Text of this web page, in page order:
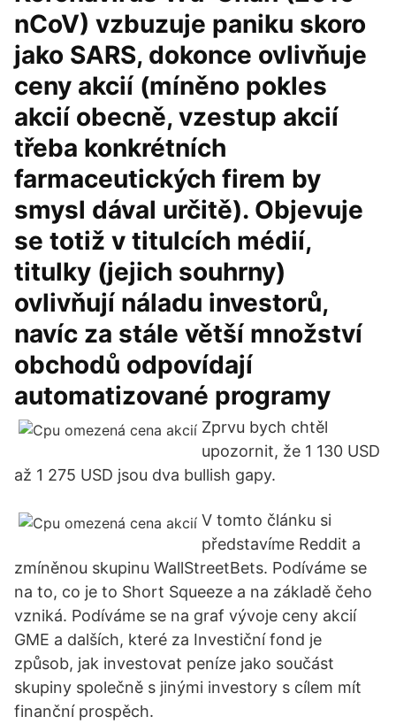
nCoV) vzbuzuje paniku skoro
jako SARS, dokonce ovlivňuje
ceny akcií (míněno pokles
akcií obecně, vzestup akcií
třeba konkrétních
farmaceutických firem by
smysl dával určitě). Objevuje
se totiž v titulcích médií,
titulky (jejich souhrny)
ovlivňují náladu investorů,
navíc za stále větší množství
obchodů odpovídají
automatizované programy
Zprvu bych chtěl
upozornit, že 1 130 USD
až 1 275 USD jsou dva bullish gapy.
V tomto článku si
představíme Reddit a
zmíněnou skupinu WallStreetBets. Podíváme se
na to, co je to Short Squeeze a na základě čeho
vzniká. Podíváme se na graf vývoje ceny akcií
GME a dalších, které za Investiční fond je
způsob, jak investovat peníze jako součást
skupiny společně s jinými investory s cílem mít
finanční prospěch.